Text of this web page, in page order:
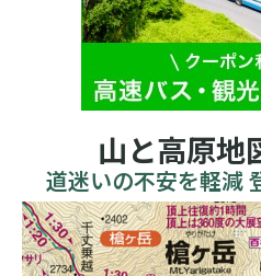
山と高原地
道迷いの不安を軽減